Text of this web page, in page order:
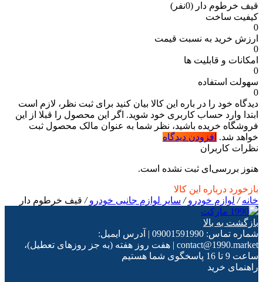
قیف خرطوم دار (0نفر)
کیفیت ساخت
0
ارزش خرید به نسبت قیمت
0
امکانات و قابلیت ها
0
سهولت استفاده
0
دیدگاه خود را در باره این کالا بیان کنید برای ثبت نظر، لازم است
ابتدا وارد حساب کاربری خود شوید. اگر این محصول را قبلا از این
فروشگاه خریده باشید، نظر شما به عنوان مالک محصول ثبت
خواهد شد. افزودن دیدگاه
نظرات کاربران
هنوز بررسی‌ای ثبت نشده است.
بازخورد درباره این کالا
خانه/ لوازم خودرو/ سایر لوازم جانبی خودرو/ قیف خرطوم دار
بازگشت به بالا
شماره تماس: 09001591990
| آدرس ایمیل:
contact@1990.market
| هفت روز هفته (به جز روزهای تعطیل)،
ساعت 9 تا 16 پاسخگوی شما هستیم
راهنمای خرید